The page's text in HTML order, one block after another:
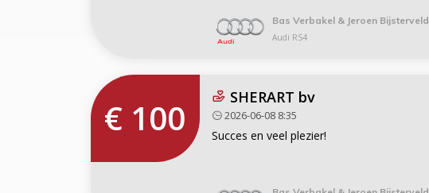
Bas Verbakel & Jeroen Bijsterveld
Audi RS4
€ 100 SHERART bv
2026-06-08 8:35
Succes en veel plezier!